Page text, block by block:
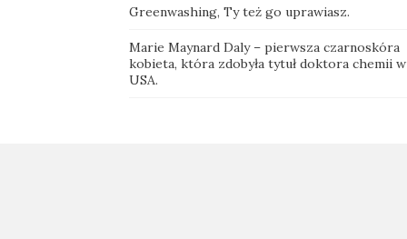
Greenwashing, Ty też go uprawiasz.
Marie Maynard Daly – pierwsza czarnoskóra
kobieta, która zdobyła tytuł doktora chemii w
USA.